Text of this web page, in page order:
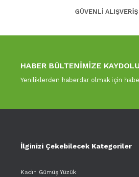
GÜVENLİ ALIŞVERİŞ
HABER BÜLTENİMİZE
Yeniliklerden haberdar olmak için
İlginizi Çekebilecek Kategoriler
Kadın Gümüş Yüzük